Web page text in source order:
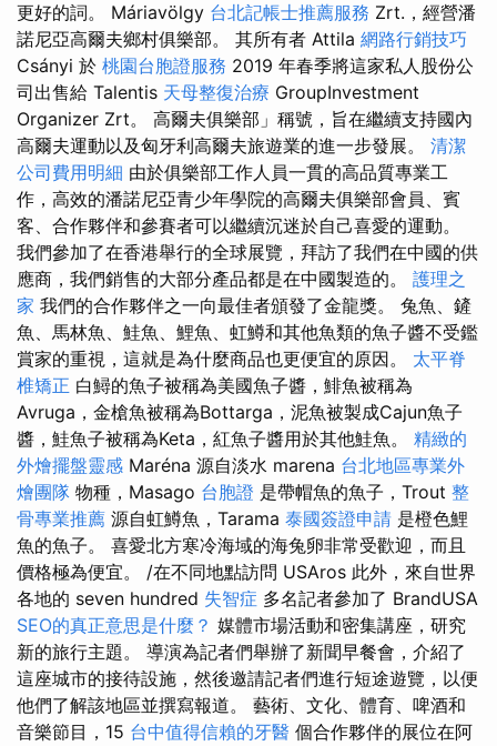
更好的詞。 Máriavölgy 台北記帳士推薦服務 Zrt.，經營潘
諾尼亞高爾夫鄉村俱樂部。 其所有者 Attila 網路行銷技巧
Csányi 於 桃園台胞證服務 2019 年春季將這家私人股份公
司出售給 Talentis 天母整復治療 GroupInvestment
Organizer Zrt。 高爾夫俱樂部」稱號，旨在繼續支持國內
高爾夫運動以及匈牙利高爾夫旅遊業的進一步發展。 清潔
公司費用明細 由於俱樂部工作人員一貫的高品質專業工
作，高效的潘諾尼亞青少年學院的高爾夫俱樂部會員、賓
客、合作夥伴和參賽者可以繼續沉迷於自己喜愛的運動。
我們參加了在香港舉行的全球展覽，拜訪了我們在中國的供
應商，我們銷售的大部分產品都是在中國製造的。 護理之
家 我們的合作夥伴之一向最佳者頒發了金龍獎。 兔魚、鏟
魚、馬林魚、鮭魚、鯉魚、虹鱒和其他魚類的魚子醬不受鑑
賞家的重視，這就是為什麼商品也更便宜的原因。 太平脊
椎矯正 白鱘的魚子被稱為美國魚子醬，鯡魚被稱為
Avruga，金槍魚被稱為Bottarga，泥魚被製成Cajun魚子
醬，鮭魚子被稱為Keta，紅魚子醬用於其他鮭魚。 精緻的
外燴擺盤靈感 Maréna 源自淡水 marena 台北地區專業外
燴團隊 物種，Masago 台胞證 是帶帽魚的魚子，Trout 整
骨專業推薦 源自虹鱒魚，Tarama 泰國簽證申請 是橙色鯉
魚的魚子。 喜愛北方寒冷海域的海兔卵非常受歡迎，而且
價格極為便宜。 /在不同地點訪問 USAros 此外，來自世界
各地的 seven hundred 失智症 多名記者參加了 BrandUSA
SEO的真正意思是什麼？ 媒體市場活動和密集講座，研究
新的旅行主題。 導演為記者們舉辦了新聞早餐會，介紹了
這座城市的接待設施，然後邀請記者們進行短途遊覽，以便
他們了解該地區並撰寫報道。 藝術、文化、體育、啤酒和
音樂節目，15 台中值得信賴的牙醫 個合作夥伴的展位在阿